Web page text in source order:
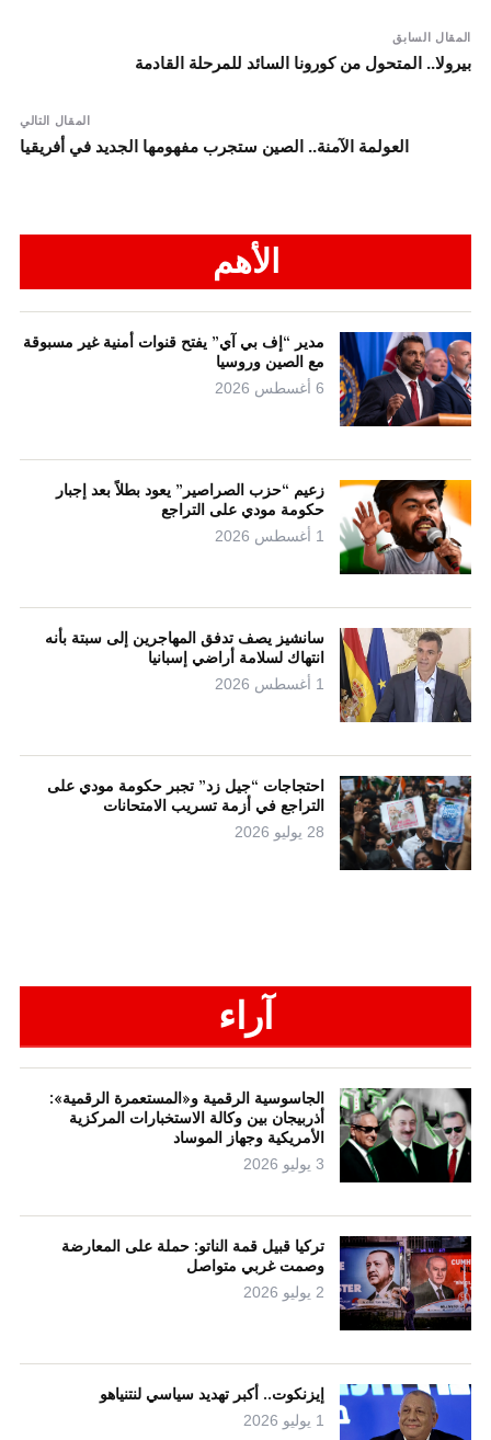
المقال السابق
بيرولا.. المتحول من كورونا السائد للمرحلة القادمة
المقال التالي
العولمة الآمنة.. الصين ستجرب مفهومها الجديد في أفريقيا
الأهم
مدير “إف بي آي” يفتح قنوات أمنية غير مسبوقة
مع الصين وروسيا
6 أغسطس 2026
زعيم “حزب الصراصير” يعود بطلاً بعد إجبار
حكومة مودي على التراجع
1 أغسطس 2026
سانشيز يصف تدفق المهاجرين إلى سبتة بأنه
انتهاك لسلامة أراضي إسبانيا
1 أغسطس 2026
احتجاجات “جيل زد” تجبر حكومة مودي على
التراجع في أزمة تسريب الامتحانات
28 يوليو 2026
آراء
الجاسوسية الرقمية و«المستعمرة الرقمية»:
أذربيجان بين وكالة الاستخبارات المركزية
الأمريكية وجهاز الموساد
3 يوليو 2026
تركيا قبيل قمة الناتو: حملة على المعارضة
وصمت غربي متواصل
2 يوليو 2026
إيزنكوت.. أكبر تهديد سياسي لنتنياهو
1 يوليو 2026